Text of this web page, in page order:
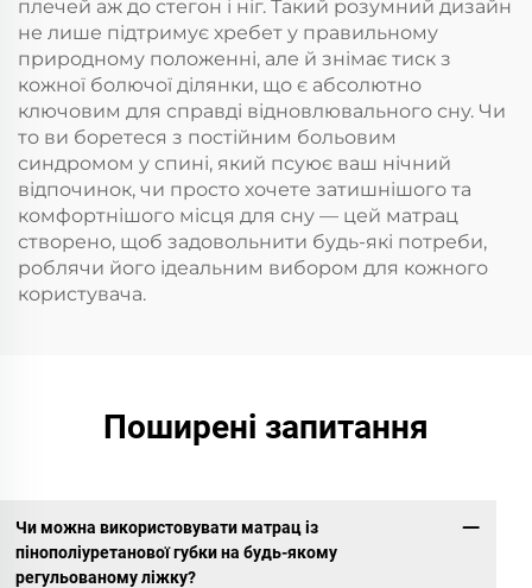
плечей аж до стегон і ніг. Такий розумний дизайн
не лише підтримує хребет у правильному
природному положенні, але й знімає тиск з
кожної болючої ділянки, що є абсолютно
ключовим для справді відновлювального сну. Чи
то ви боретеся з постійним больовим
синдромом у спині, який псуює ваш нічний
відпочинок, чи просто хочете затишнішого та
комфортнішого місця для сну — цей матрац
створено, щоб задовольнити будь-які потреби,
роблячи його ідеальним вибором для кожного
користувача.
Поширені запитання
Чи можна використовувати матрац із
пінополіуретанової губки на будь-якому
регульованому ліжку?